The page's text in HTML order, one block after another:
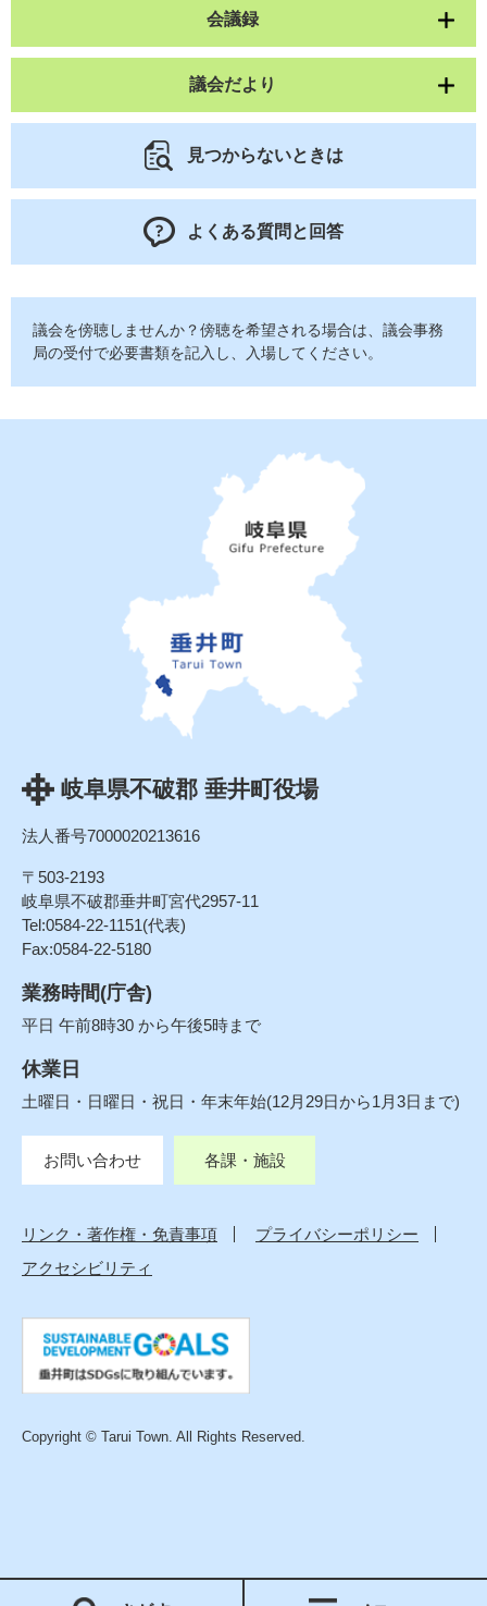
会議録
議会だより
見つからないときは
よくある質問と回答
議会を傍聴しませんか？傍聴を希望される場合は、議会事務
局の受付で必要書類を記入し、入場してください。
岐阜県不破郡 垂井町役場
法人番号7000020213616
〒503-2193
岐阜県不破郡垂井町宮代2957-11
Tel:0584-22-1151(代表)
Fax:0584-22-5180
業務時間(庁舎)
平日 午前8時30 から午後5時まで
休業日
土曜日・日曜日・祝日・年末年始(12月29日から1月3日まで)
お問い合わせ 各課・施設
リンク・著作権・免責事項
プライバシーポリシー
アクセシビリティ
Copyright © Tarui Town. All Rights Reserved.